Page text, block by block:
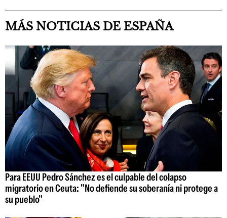
MÁS NOTICIAS DE ESPAÑA
Para EEUU Pedro Sánchez es el culpable del colapso
migratorio en Ceuta: "No defiende su soberanía ni protege a
su pueblo"